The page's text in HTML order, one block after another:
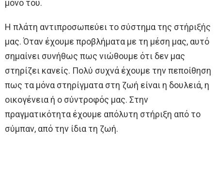
μόνο του.
Η πλάτη αντιπροσωπεύει το σύστημα της στήριξής
μας. Όταν έχουμε προβλήματα με τη μέση μας, αυτό
σημαίνει συνήθως πως νιώθουμε ότι δεν μας
στηρίζει κανείς. Πολύ συχνά έχουμε την πεποίθηση
πως τα μόνα στηρίγματα στη ζωή είναι η δουλειά, η
οικογένεια ή ο σύντροφός μας. Στην
πραγματικότητα έχουμε απόλυτη στήριξη από το
σύμπαν, από την ίδια τη ζωή.